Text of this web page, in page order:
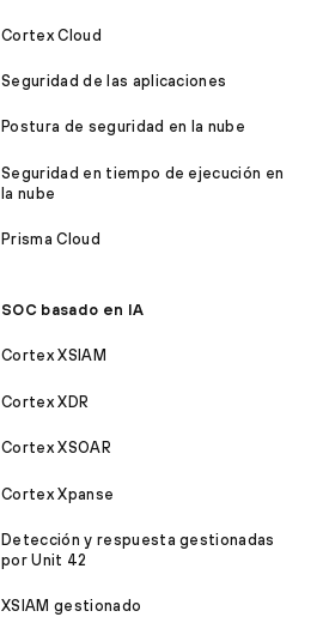
Cortex Cloud
Seguridad de las aplicaciones
Postura de seguridad en la nube
Seguridad en tiempo de ejecución en
la nube
Prisma Cloud
SOC basado en IA
Cortex XSIAM
Cortex XDR
Cortex XSOAR
Cortex Xpanse
Detección y respuesta gestionadas
por Unit 42
XSIAM gestionado